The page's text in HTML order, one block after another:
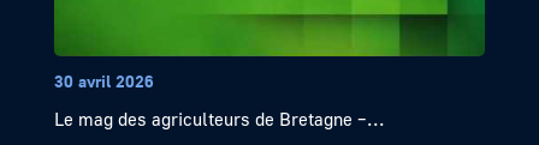
30 avril 2026
Le mag des agriculteurs de Bretagne –...